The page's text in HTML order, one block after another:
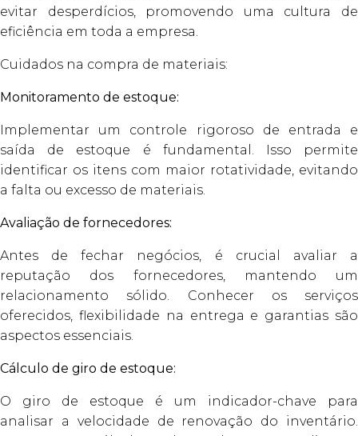
evitar desperdícios, promovendo uma cultura de
eficiência em toda a empresa.
Cuidados na compra de materiais:
Monitoramento de estoque:
Implementar um controle rigoroso de entrada e
saída de estoque é fundamental. Isso permite
identificar os itens com maior rotatividade, evitando
a falta ou excesso de materiais.
Avaliação de fornecedores:
Antes de fechar negócios, é crucial avaliar a
reputação dos fornecedores, mantendo um
relacionamento sólido. Conhecer os serviços
oferecidos, flexibilidade na entrega e garantias são
aspectos essenciais.
Cálculo de giro de estoque:
O giro de estoque é um indicador-chave para
analisar a velocidade de renovação do inventário.